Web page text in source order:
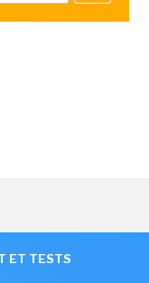
ET TESTS